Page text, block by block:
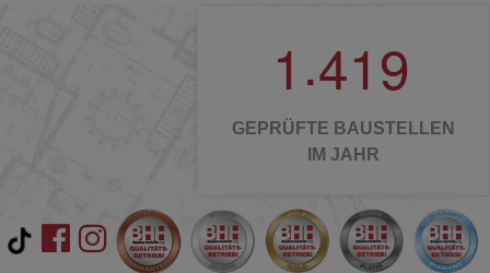
1 .419
GEPRÜFTE BAUSTELLEN
IM JAHR